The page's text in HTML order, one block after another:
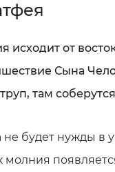
исходит от
Сына
там
будет нужды в
молния